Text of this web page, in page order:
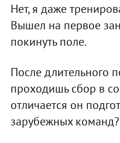
Нет, я даже
Вышел на первое
покинуть поле.
После длительного
проходишь сбор в
отличается он
зарубежных команд?